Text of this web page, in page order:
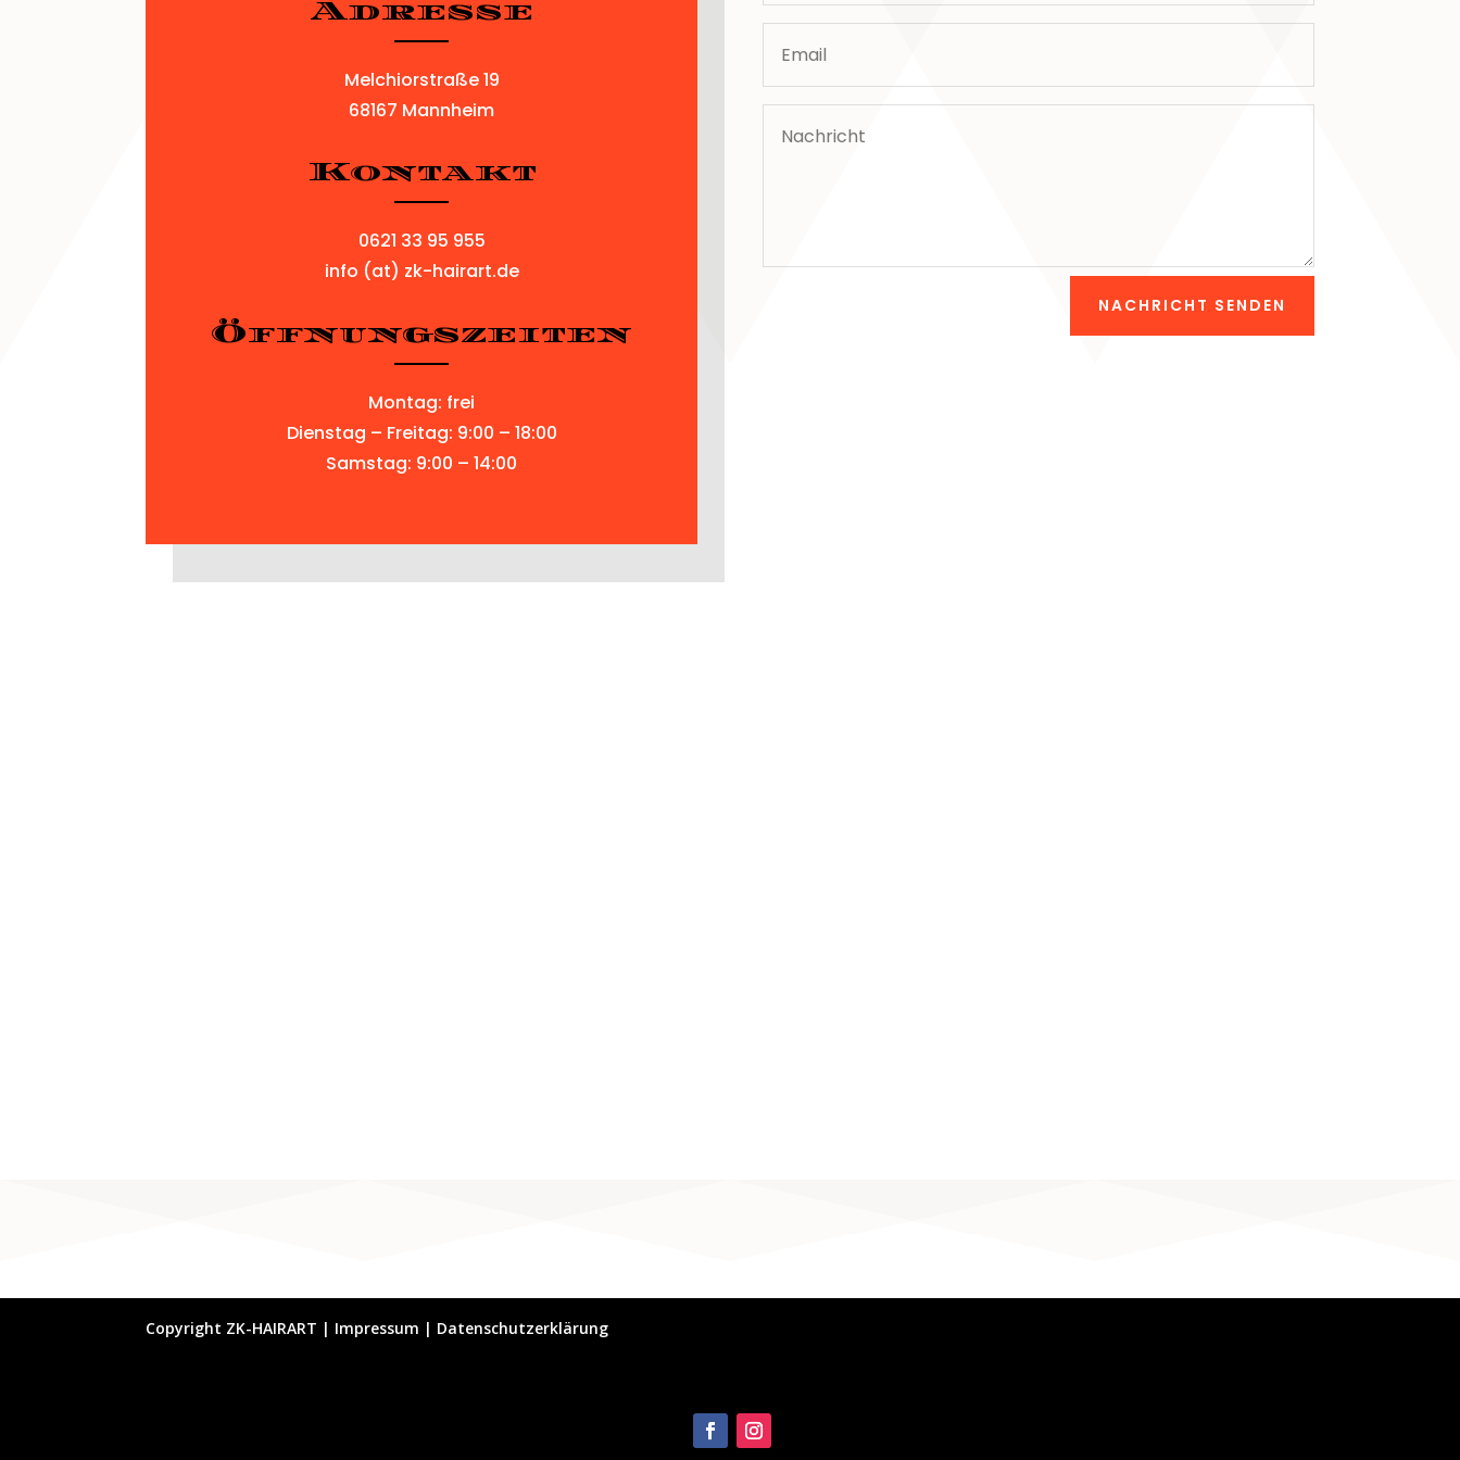
Adresse
Melchiorstraße 19
68167 Mannheim
Kontakt
0621 33 95 955
info (at) zk-hairart.de
Öffnungszeiten
Montag: frei
Dienstag – Freitag: 9:00 – 18:00
Samstag: 9:00 – 14:00
NACHRICHT SENDEN
Copyright ZK-HAIRART | Impressum | Datenschutzerklärung